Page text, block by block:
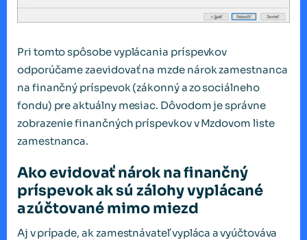
Pri tomto spôsobe vyplácania príspevkov
odporúčame zaevidovať na mzde nárok zamestnanca
na finančný príspevok (zákonný a zo sociálneho
fondu) pre aktuálny mesiac. Dôvodom je správne
zobrazenie finančných príspevkov v Mzdovom liste
zamestnanca.
Ako evidovať nárok na finančný
príspevok ak sú zálohy vyplácané
a zúčtované mimo miezd
Aj v prípade, ak zamestnávateľ vypláca a vyúčtováva